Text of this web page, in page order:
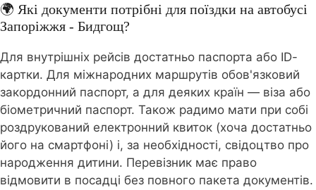
🌍 Які документи потрібні для поїздки на автобусі
Запоріжжя - Бидгощ?
Для внутрішніх рейсів достатньо паспорта або ID-
картки. Для міжнародних маршрутів обов'язковий
закордонний паспорт, а для деяких країн — віза або
біометричний паспорт. Також радимо мати при собі
роздрукований електронний квиток (хоча достатньо
його на смартфоні) і, за необхідності, свідоцтво про
народження дитини. Перевізник має право
відмовити в посадці без повного пакета документів.